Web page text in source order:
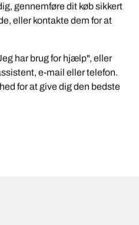
gennemføre dit køb sikkert
eller kontakte dem for at
har brug for hjælp", eller
e-mail eller telefon.
for at give dig den bedste